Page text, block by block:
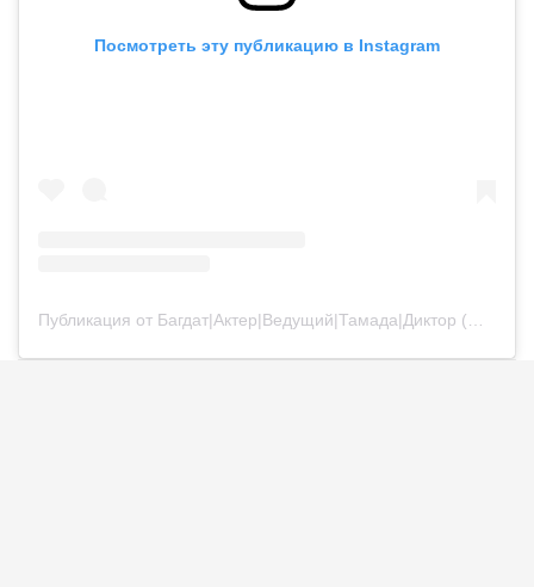
Посмотреть эту публикацию в Instagram
Публикация от Багдат|Актер|Ведущий|Тамада|Диктор (@bagdatturehan)